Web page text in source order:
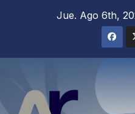
Jue. Ago 6th,